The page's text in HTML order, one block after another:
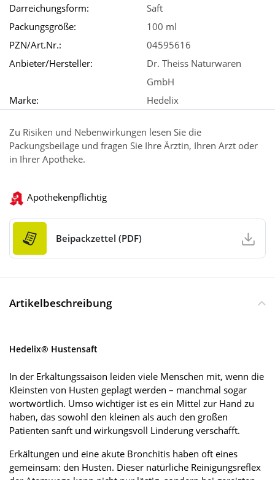
Darreichungsform:
Saft
Packungsgröße:
100 ml
PZN/Art.Nr.:
04595616
Anbieter/Hersteller:
Dr. Theiss Naturwaren
GmbH
Marke:
Hedelix
Zu Risiken und Nebenwirkungen lesen Sie die
Packungsbeilage und fragen Sie Ihre Ärztin, Ihren Arzt oder
in Ihrer Apotheke.
Apothekenpflichtig
Beipackzettel (PDF)
Artikelbeschreibung
Hedelix® Hustensaft
In der Erkältungssaison leiden viele Menschen mit, wenn die
Kleinsten von Husten geplagt werden – manchmal sogar
wortwörtlich. Umso wichtiger ist es ein Mittel zur Hand zu
haben, das sowohl den kleinen als auch den großen
Patienten sanft und wirkungsvoll Linderung verschafft.
Erkältungen und eine akute Bronchitis haben oft eines
gemeinsam: den Husten. Dieser natürliche Reinigungsreflex